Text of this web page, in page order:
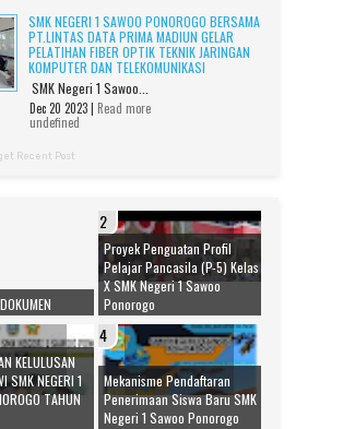
SMK NEGERI 1 SAWOO PONOROGO BERSAMA
PT.LINTAS DATA PRIMA MADIUN GELAR
PELATIHAN FIBER OPTIK TEKNIK JARINGAN
KOMPUTER DAN TELEKOMUNIKASI
SMK Negeri 1 Sawoo...
Dec 20 2023 | Read more
undefined
Recent Post
Proyek Penguatan Profil
Pelajar Pancasila (P-5) Kelas
X SMK Negeri 1 Sawoo
Ponorogo
KELULUSAN
SMK NEGERI 1
TAHUN
Mekanisme Pendaftaran
Penerimaan Siswa Baru SMK
Negeri 1 Sawoo Ponorogo